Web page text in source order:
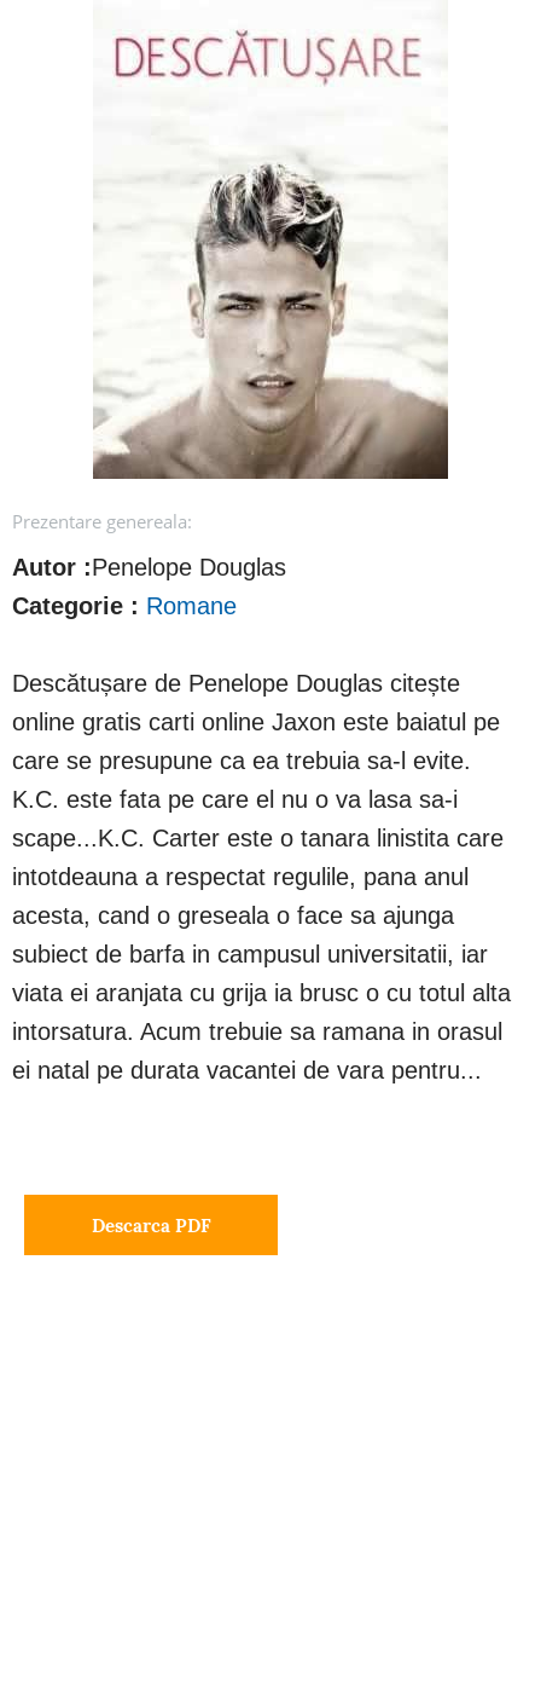
Prezentare genereala:
Autor :Penelope Douglas
Categorie : Romane
Descătușare de Penelope Douglas citește
online gratis carti online Jaxon este baiatul pe
care se presupune ca ea trebuia sa-l evite.
K.C. este fata pe care el nu o va lasa sa-i
scape...K.C. Carter este o tanara linistita care
intotdeauna a respectat regulile, pana anul
acesta, cand o greseala o face sa ajunga
subiect de barfa in campusul universitatii, iar
viata ei aranjata cu grija ia brusc o cu totul alta
intorsatura. Acum trebuie sa ramana in orasul
ei natal pe durata vacantei de vara pentru...
Descarca PDF